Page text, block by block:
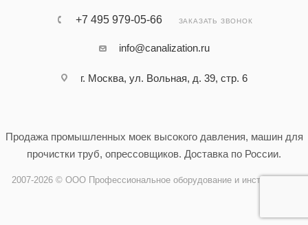
+7 495 979-05-66 ЗАКАЗАТЬ ЗВОНОК
info@canalization.ru
г. Москва, ул. Вольная, д. 39, стр. 6
Продажа промышленных моек высокого давления, машин для
прочистки труб, опрессовщиков. Доставка по России.
2007-2026 © ООО Профессиональное оборудование и инструменты